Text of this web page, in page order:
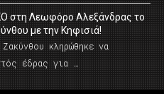
στη Λεωφόρο Αλεξάνδρας το
με την Κηφισιά!
κληρώθηκε να
έδρας για …